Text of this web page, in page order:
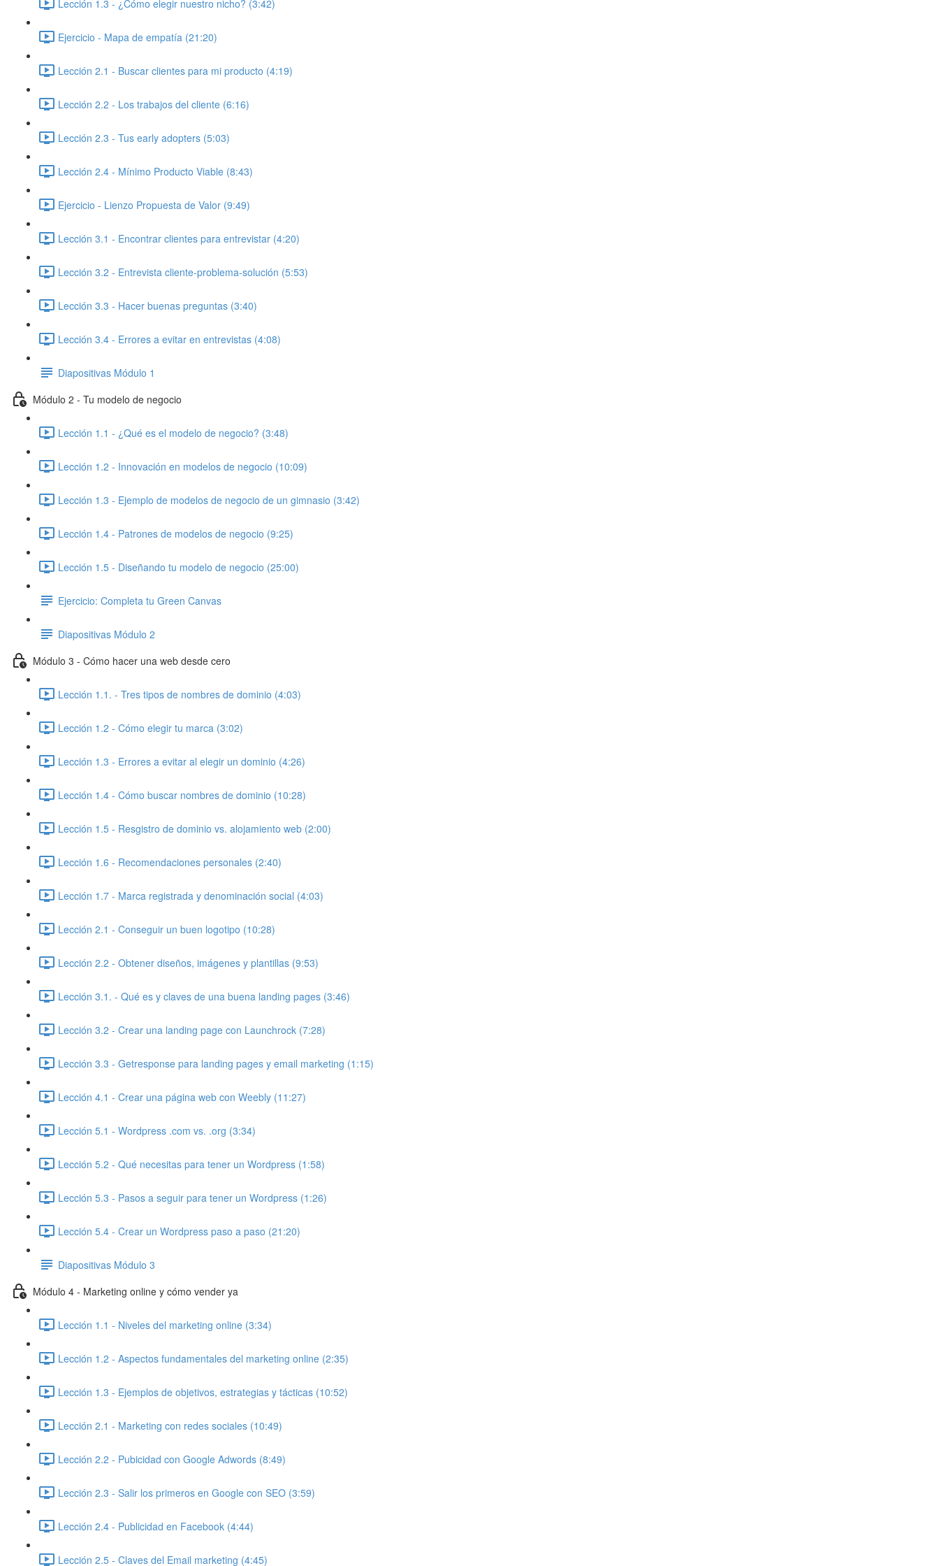
Lección 1.3 - ¿Cómo elegir nuestro nicho? (3:42)
Ejercicio - Mapa de empatía (21:20)
Lección 2.1 - Buscar clientes para mi producto (4:19)
Lección 2.2 - Los trabajos del cliente (6:16)
Lección 2.3 - Tus early adopters (5:03)
Lección 2.4 - Mínimo Producto Viable (8:43)
Ejercicio - Lienzo Propuesta de Valor (9:49)
Lección 3.1 - Encontrar clientes para entrevistar (4:20)
Lección 3.2 - Entrevista cliente-problema-solución (5:53)
Lección 3.3 - Hacer buenas preguntas (3:40)
Lección 3.4 - Errores a evitar en entrevistas (4:08)
Diapositivas Módulo 1
Módulo 2 - Tu modelo de negocio
Lección 1.1 - ¿Qué es el modelo de negocio? (3:48)
Lección 1.2 - Innovación en modelos de negocio (10:09)
Lección 1.3 - Ejemplo de modelos de negocio de un gimnasio (3:42)
Lección 1.4 - Patrones de modelos de negocio (9:25)
Lección 1.5 - Diseñando tu modelo de negocio (25:00)
Ejercicio: Completa tu Green Canvas
Diapositivas Módulo 2
Módulo 3 - Cómo hacer una web desde cero
Lección 1.1. - Tres tipos de nombres de dominio (4:03)
Lección 1.2 - Cómo elegir tu marca (3:02)
Lección 1.3 - Errores a evitar al elegir un dominio (4:26)
Lección 1.4 - Cómo buscar nombres de dominio (10:28)
Lección 1.5 - Resgistro de dominio vs. alojamiento web (2:00)
Lección 1.6 - Recomendaciones personales (2:40)
Lección 1.7 - Marca registrada y denominación social (4:03)
Lección 2.1 - Conseguir un buen logotipo (10:28)
Lección 2.2 - Obtener diseños, imágenes y plantillas (9:53)
Lección 3.1. - Qué es y claves de una buena landing pages (3:46)
Lección 3.2 - Crear una landing page con Launchrock (7:28)
Lección 3.3 - Getresponse para landing pages y email marketing (1:15)
Lección 4.1 - Crear una página web con Weebly (11:27)
Lección 5.1 - Wordpress .com vs. .org (3:34)
Lección 5.2 - Qué necesitas para tener un Wordpress (1:58)
Lección 5.3 - Pasos a seguir para tener un Wordpress (1:26)
Lección 5.4 - Crear un Wordpress paso a paso (21:20)
Diapositivas Módulo 3
Módulo 4 - Marketing online y cómo vender ya
Lección 1.1 - Niveles del marketing online (3:34)
Lección 1.2 - Aspectos fundamentales del marketing online (2:35)
Lección 1.3 - Ejemplos de objetivos, estrategias y tácticas (10:52)
Lección 2.1 - Marketing con redes sociales (10:49)
Lección 2.2 - Pubicidad con Google Adwords (8:49)
Lección 2.3 - Salir los primeros en Google con SEO (3:59)
Lección 2.4 - Publicidad en Facebook (4:44)
Lección 2.5 - Claves del Email marketing (4:45)